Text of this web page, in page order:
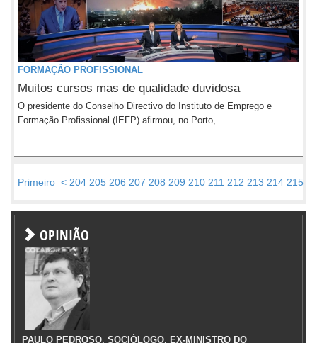
FORMAÇÃO PROFISSIONAL
Muitos cursos mas de qualidade duvidosa
O presidente do Conselho Directivo do Instituto de Emprego e
Formação Profissional (IEFP) afirmou, no Porto,...
Primeiro < 204 205 206 207 208 209 210 211 212 213 214 215
OPINIÃO
PAULO PEDROSO, SOCIÓLOGO, EX-MINISTRO DO